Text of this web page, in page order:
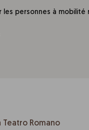
les personnes à mobilité
Teatro Romano